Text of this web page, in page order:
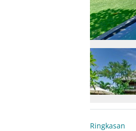
Ringkasan